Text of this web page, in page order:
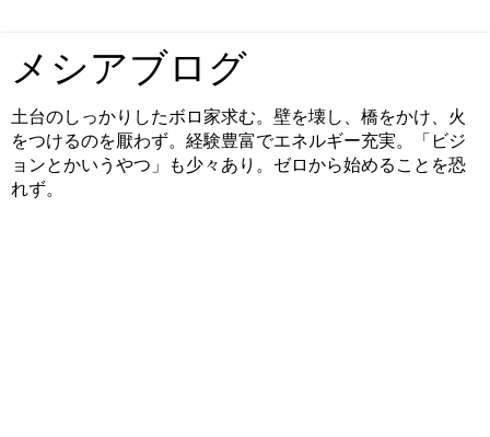
メシアブログ
土台のしっかりしたボロ家求む。壁を壊し、橋をかけ、火
をつけるのを厭わず。経験豊富でエネルギー充実。「ビジ
ョンとかいうやつ」も少々あり。ゼロから始めることを恐
れず。